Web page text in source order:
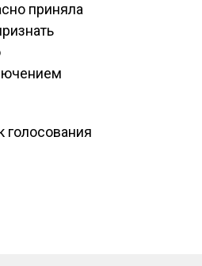
приняла
голосования